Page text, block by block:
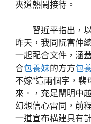
夾道熱鬧接待。
習近平指出，
昨天，我同阮富仲
一起配合文件，涵
合包養妹的方方包
不嫁”這兩個字，裴
來。，充足闡明中
幻想信心雷同，前
一道宣布構建具有